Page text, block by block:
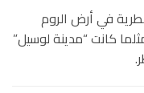
في أرض الروم
كانت “مدينة لوسيل”